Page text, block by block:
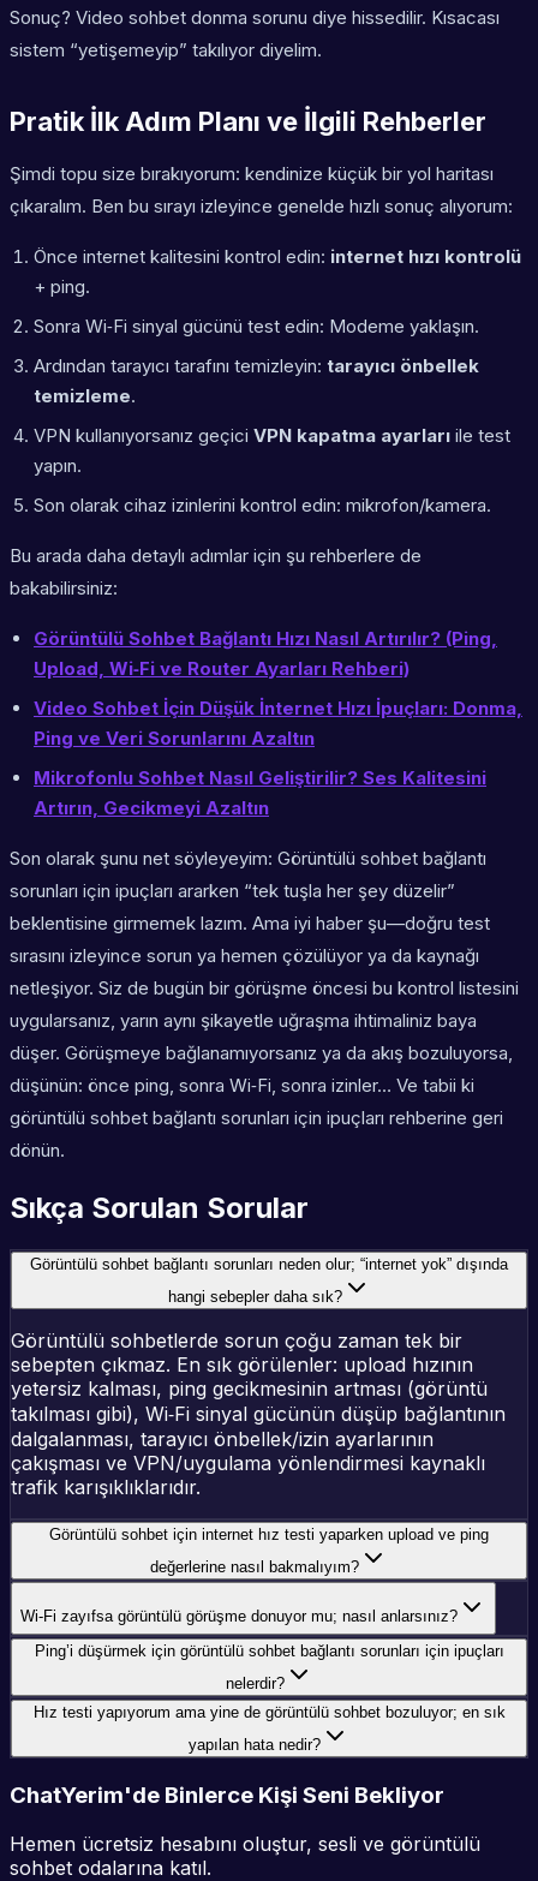
Sonuç? Video sohbet donma sorunu diye hissedilir. Kısacası
sistem “yetişemeyip” takılıyor diyelim.
Pratik İlk Adım Planı ve İlgili Rehberler
Şimdi topu size bırakıyorum: kendinize küçük bir yol haritası
çıkaralım. Ben bu sırayı izleyince genelde hızlı sonuç alıyorum:
Önce internet kalitesini kontrol edin: internet hızı kontrolü
+ ping.
Sonra Wi‑Fi sinyal gücünü test edin: Modeme yaklaşın.
Ardından tarayıcı tarafını temizleyin: tarayıcı önbellek
temizleme.
VPN kullanıyorsanız geçici VPN kapatma ayarları ile test
yapın.
Son olarak cihaz izinlerini kontrol edin: mikrofon/kamera.
Bu arada daha detaylı adımlar için şu rehberlere de
bakabilirsiniz:
Görüntülü Sohbet Bağlantı Hızı Nasıl Artırılır? (Ping,
Upload, Wi‑Fi ve Router Ayarları Rehberi)
Video Sohbet İçin Düşük İnternet Hızı İpuçları: Donma,
Ping ve Veri Sorunlarını Azaltın
Mikrofonlu Sohbet Nasıl Geliştirilir? Ses Kalitesini
Artırın, Gecikmeyi Azaltın
Son olarak şunu net söyleyeyim: Görüntülü sohbet bağlantı
sorunları için ipuçları ararken “tek tuşla her şey düzelir”
beklentisine girmemek lazım. Ama iyi haber şu—doğru test
sırasını izleyince sorun ya hemen çözülüyor ya da kaynağı
netleşiyor. Siz de bugün bir görüşme öncesi bu kontrol listesini
uygularsanız, yarın aynı şikayetle uğraşma ihtimaliniz baya
düşer. Görüşmeye bağlanamıyorsanız ya da akış bozuluyorsa,
düşünün: önce ping, sonra Wi‑Fi, sonra izinler… Ve tabii ki
görüntülü sohbet bağlantı sorunları için ipuçları rehberine geri
dönün.
Sıkça Sorulan Sorular
Görüntülü sohbet bağlantı sorunları neden olur; “internet yok” dışında
hangi sebepler daha sık?
Görüntülü sohbetlerde sorun çoğu zaman tek bir
sebepten çıkmaz. En sık görülenler: upload hızının
yetersiz kalması, ping gecikmesinin artması (görüntü
takılması gibi), Wi‑Fi sinyal gücünün düşüp bağlantının
dalgalanması, tarayıcı önbellek/izin ayarlarının
çakışması ve VPN/uygulama yönlendirmesi kaynaklı
trafik karışıklıklarıdır.
Görüntülü sohbet için internet hız testi yaparken upload ve ping
değerlerine nasıl bakmalıyım?
Wi‑Fi zayıfsa görüntülü görüşme donuyor mu; nasıl anlarsınız?
Ping’i düşürmek için görüntülü sohbet bağlantı sorunları için ipuçları
nelerdir?
Hız testi yapıyorum ama yine de görüntülü sohbet bozuluyor; en sık
yapılan hata nedir?
ChatYerim'de Binlerce Kişi Seni Bekliyor
Hemen ücretsiz hesabını oluştur, sesli ve görüntülü
sohbet odalarına katıl.